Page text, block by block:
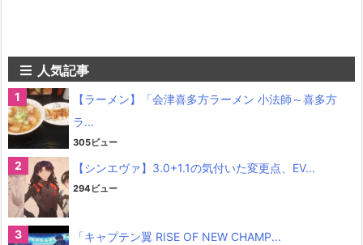
人気記事
【ラーメン】「会津喜多方ラーメン 小法師～喜多方
ラ...
305ビュー
【シンエヴァ】3.0+1.1の気付いた変更点、EV...
294ビュー
「キャプテン翼 RISE OF NEW CHAMP...